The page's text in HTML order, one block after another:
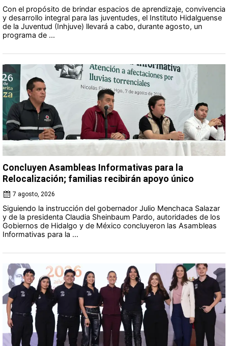
Con el propósito de brindar espacios de aprendizaje, convivencia
y desarrollo integral para las juventudes, el Instituto Hidalguense
de la Juventud (Inhjuve) llevará a cabo, durante agosto, un
programa de ...
Concluyen Asambleas Informativas para la
Relocalización; familias recibirán apoyo único
7 agosto, 2026
Siguiendo la instrucción del gobernador Julio Menchaca Salazar
y de la presidenta Claudia Sheinbaum Pardo, autoridades de los
Gobiernos de Hidalgo y de México concluyeron las Asambleas
Informativas para la ...